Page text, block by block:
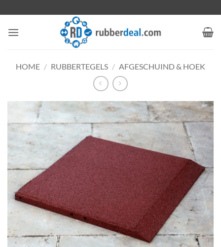
naar
inhoud
HOME / RUBBERTEGELS / AFGESCHUIND & HOEK